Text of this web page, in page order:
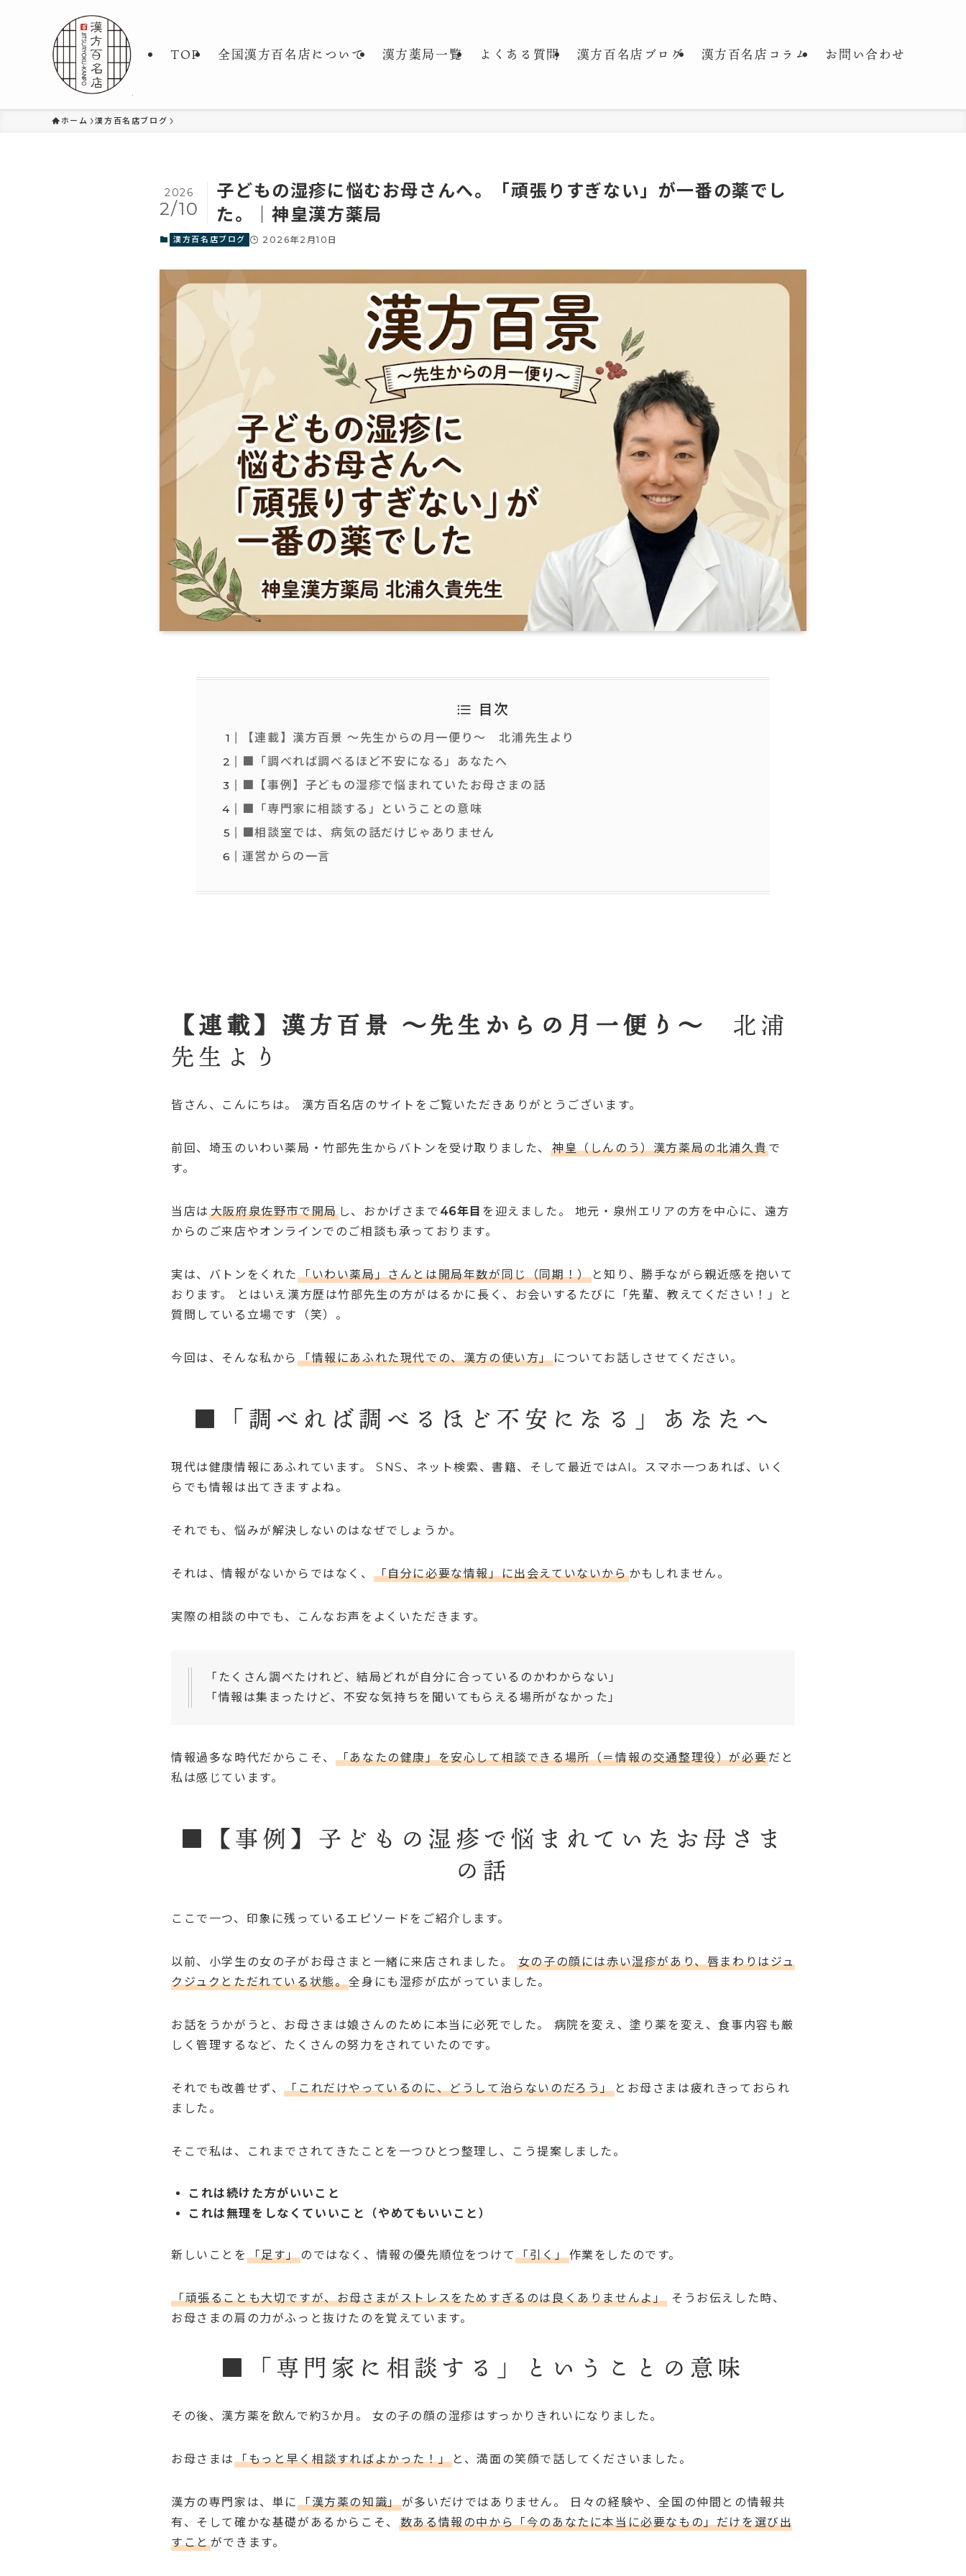
TOP 全国漢方百名店について 漢方薬局一覧 よくある質問 漢方百名店ブログ 漢方百名店コラム お問い合わせ
ホーム 漢方百名店ブログ
子どもの湿疹に悩むお母さんへ。「頑張りすぎない」が一番の薬でし
た。｜神皇漢方薬局
2026
2/10
漢方百名店ブログ 2026年2月10日
目次
【連載】漢方百景 ～先生からの月一便り～ 北浦先生より
■「調べれば調べるほど不安になる」あなたへ
■【事例】子どもの湿疹で悩まれていたお母さまの話
■「専門家に相談する」ということの意味
■相談室では、病気の話だけじゃありません
運営からの一言
【連載】漢方百景 ～先生からの月一便り～
北浦
先生より
皆さん、こんにちは。 漢方百名店のサイトをご覧いただきありがとうございます。
前回、埼玉のいわい薬局・竹部先生からバトンを受け取りました、神皇（しんのう）漢方薬局の北浦久貴で
す。
当店は 大阪府泉佐野市で開局し、おかげさまで 46年目 を迎えました。 地元・泉州エリアの方を中心に、遠方
からのご来店やオンラインでのご相談も承っております。
実は、バトンをくれた 「いわい薬局」さんとは開局年数が同じ（同期！）と知り、勝手ながら親近感を抱いて
おります。 とはいえ漢方歴は竹部先生の方がはるかに長く、お会いするたびに「先輩、教えてください！」と
質問している立場です（笑）。
今回は、そんな私から 「情報にあふれた現代での、漢方の使い方」 についてお話しさせてください。
■「調べれば調べるほど不安になる」あなたへ
現代は健康情報にあふれています。 SNS、ネット検索、書籍、そして最近ではAI。スマホ一つあれば、いく
らでも情報は出てきますよね。
それでも、悩みが解決しないのはなぜでしょうか。
それは、情報がないからではなく、 「自分に必要な情報」に出会えていないからかもしれません。
実際の相談の中でも、こんなお声をよくいただきます。
「たくさん調べたけれど、結局どれが自分に合っているのかわからない」
「情報は集まったけど、不安な気持ちを聞いてもらえる場所がなかった」
情報過多な時代だからこそ、 「あなたの健康」を安心して相談できる場所（＝情報の交通整理役）が必要だと
私は感じています。
■【事例】子どもの湿疹で悩まれていたお母さま
の話
ここで一つ、印象に残っているエピソードをご紹介します。
以前、小学生の女の子がお母さまと一緒に来店されました。
女の子の顔には赤い湿疹があり、唇まわりはジュ
クジュクとただれている状態。全身にも湿疹が広がっていました。
お話をうかがうと、お母さまは娘さんのために本当に必死でした。 病院を変え、塗り薬を変え、食事内容も厳
しく管理するなど、たくさんの努力をされていたのです。
それでも改善せず、「これだけやっているのに、どうして治らないのだろう」 とお母さまは疲れきっておられ
ました。
そこで私は、これまでされてきたことを一つひとつ整理し、こう提案しました。
これは続けた方がいいこと
これは無理をしなくていいこと（やめてもいいこと）
新しいことを 「足す」のではなく、情報の優先順位をつけて「引く」作業をしたのです。
「頑張ることも大切ですが、お母さまがストレスをためすぎるのは良くありませんよ」 そうお伝えした時、
お母さまの肩の力がふっと抜けたのを覚えています。
■「専門家に相談する」ということの意味
その後、漢方薬を飲んで約3か月。 女の子の顔の湿疹はすっかりきれいになりました。
お母さまは 「もっと早く相談すればよかった！」 と、満面の笑顔で話してくださいました。
漢方の専門家は、単に「漢方薬の知識」が多いだけではありません。 日々の経験や、全国の仲間との情報共
有、そして確かな基礎があるからこそ、
数ある情報の中から「今のあなたに本当に必要なもの」だけを選び出
すことができます。